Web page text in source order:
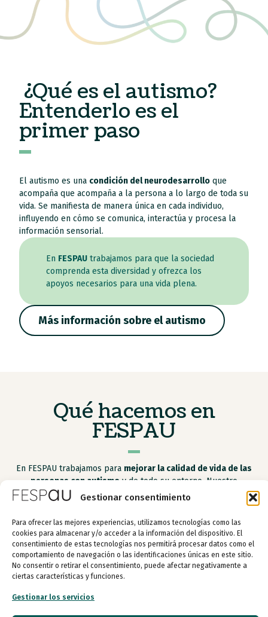
Gestionar consentimiento
Para ofrecer las mejores experiencias, utilizamos tecnologías como las
cookies para almacenar y/o acceder a la información del dispositivo. El
consentimiento de estas tecnologías nos permitirá procesar datos como el
comportamiento de navegación o las identificaciones únicas en este sitio.
No consentir o retirar el consentimiento, puede afectar negativamente a
ciertas características y funciones.
Gestionar los servicios
¿Qué es el autismo?
Entenderlo es el
primer paso
El autismo es una condición del neurodesarrollo que
acompaña que acompaña a la persona a lo largo de toda su
vida. Se manifiesta de manera única en cada individuo,
influyendo en cómo se comunica, interactúa y procesa la
información sensorial.
En FESPAU trabajamos para que la sociedad
comprenda esta diversidad y ofrezca los
apoyos necesarios para una vida plena.
Más información sobre el autismo
Qué hacemos en
FESPAU
En FESPAU trabajamos para mejorar la calidad de vida de las
personas con autismo y de todo su entorno. Nuestro
compromiso es ofrecer unapoyo integrala través de cuatro
Apoyo a las personas con autismo
Apoyo a los apoyos